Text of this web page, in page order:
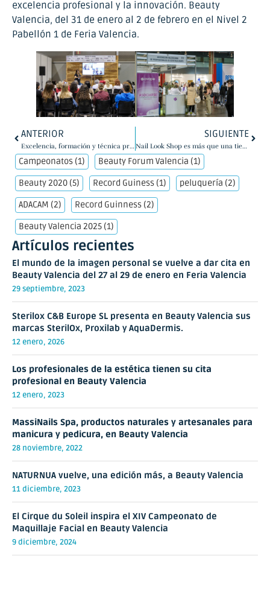
Campeonatos (1) Beauty Forum Valencia (1)
Beauty 2020 (5) Record Guiness (1) peluquería (2)
ADACAM (2) Record Guinness (2)
Beauty Valencia 2025 (1)
excelencia profesional y la innovación. Beauty
Valencia, del 31 de enero al 2 de febrero en el Nivel 2
Pabellón 1 de Feria Valencia.
ANTERIOR
Excelencia, formación y técnica profesional definen al Centro Karan que acude a Beauty Valencia a presentar sus últimas novedades: TixoLex Gel y AcryGum 2.0
SIGUIENTE
Nail Look Shop es más que una tienda: es una comunidad de casi 60.000 apasionados por el mundo de las uñas. Descubre el mágico Nail Look Wonderland en Beauty Valencia
Artículos recientes
El mundo de la imagen personal se vuelve a dar cita en
Beauty Valencia del 27 al 29 de enero en Feria Valencia
29 septiembre, 2023
Sterilox C&B Europe SL presenta en Beauty Valencia sus
marcas SterilOx, Proxilab y AquaDermis.
12 enero, 2026
Los profesionales de la estética tienen su cita
profesional en Beauty Valencia
12 enero, 2023
MassiNails Spa, productos naturales y artesanales para
manicura y pedicura, en Beauty Valencia
28 noviembre, 2022
NATURNUA vuelve, una edición más, a Beauty Valencia
11 diciembre, 2023
El Cirque du Soleil inspira el XIV Campeonato de
Maquillaje Facial en Beauty Valencia
9 diciembre, 2024